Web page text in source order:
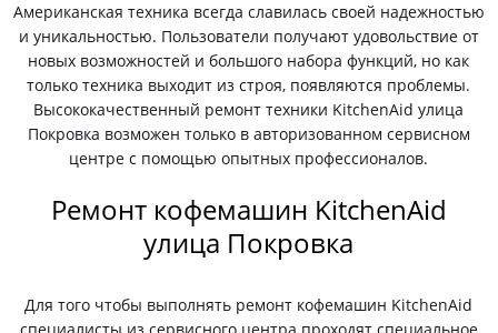
Американская техника всегда славилась своей надежностью
и уникальностью. Пользователи получают удовольствие от
новых возможностей и большого набора функций, но как
только техника выходит из строя, появляются проблемы.
Высококачественный ремонт техники KitchenAid улица
Покровка возможен только в авторизованном сервисном
центре с помощью опытных профессионалов.
Ремонт кофемашин KitchenAid
улица Покровка
Для того чтобы выполнять ремонт кофемашин KitchenAid